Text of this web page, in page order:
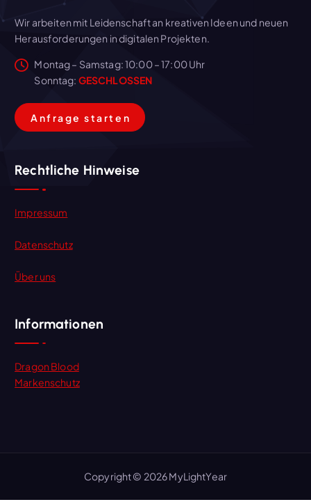
Wir arbeiten mit Leidenschaft an kreativen Ideen und neuen
Herausforderungen in digitalen Projekten.
Montag – Samstag: 10:00 – 17:00 Uhr
Sonntag: GESCHLOSSEN
A nf rage sta rt e n
Rechtliche Hinweise
Impressum
Datenschutz
Über uns
Informationen
Dragon Blood
Markenschutz
Copyright © 2026 MyLightYear